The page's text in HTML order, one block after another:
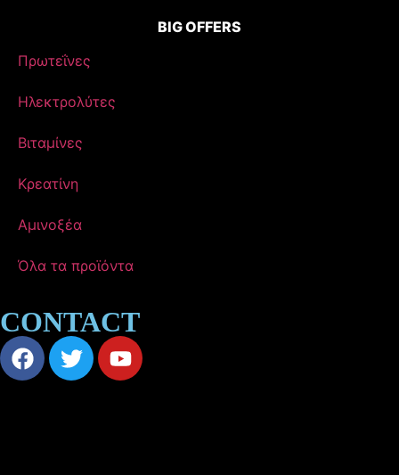
BIG OFFERS
Πρωτεΐνες
Ηλεκτρολύτες
Βιταμίνες
Κρεατίνη
Αμινοξέα
Όλα τα προϊόντα
CONTACT